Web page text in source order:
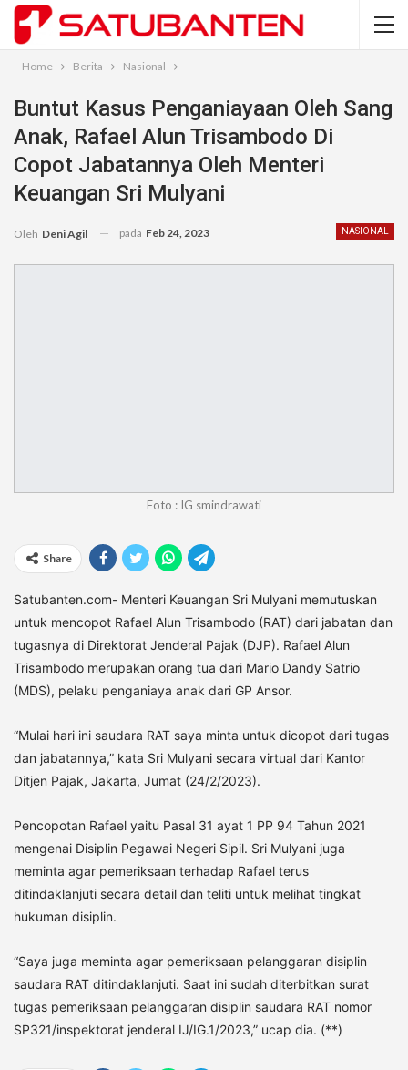
Home Berita Nasional
Buntut Kasus Penganiayaan Oleh Sang
Anak, Rafael Alun Trisambodo Di
Copot Jabatannya Oleh Menteri
Keuangan Sri Mulyani
NASIONAL
Oleh Deni Agil pada Feb 24, 2023
Foto : IG smindrawati
Share
Satubanten.com- Menteri Keuangan Sri Mulyani memutuskan
untuk mencopot Rafael Alun Trisambodo (RAT) dari jabatan dan
tugasnya di Direktorat Jenderal Pajak (DJP). Rafael Alun
Trisambodo merupakan orang tua dari Mario Dandy Satrio
(MDS), pelaku penganiaya anak dari GP Ansor.
“Mulai hari ini saudara RAT saya minta untuk dicopot dari tugas
dan jabatannya,” kata Sri Mulyani secara virtual dari Kantor
Ditjen Pajak, Jakarta, Jumat (24/2/2023).
Pencopotan Rafael yaitu Pasal 31 ayat 1 PP 94 Tahun 2021
mengenai Disiplin Pegawai Negeri Sipil. Sri Mulyani juga
meminta agar pemeriksaan terhadap Rafael terus
ditindaklanjuti secara detail dan teliti untuk melihat tingkat
hukuman disiplin.
“Saya juga meminta agar pemeriksaan pelanggaran disiplin
saudara RAT ditindaklanjuti. Saat ini sudah diterbitkan surat
tugas pemeriksaan pelanggaran disiplin saudara RAT nomor
SP321/inspektorat jenderal IJ/IG.1/2023,” ucap dia. (**)